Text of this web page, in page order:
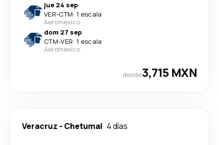
jue 24 sep
VER-CTM· 1 escala
Aeromexico
dom 27 sep
CTM-VER· 1 escala
Aeromexico
desde3,715 MXN
Veracruz - Chetumal 4 días